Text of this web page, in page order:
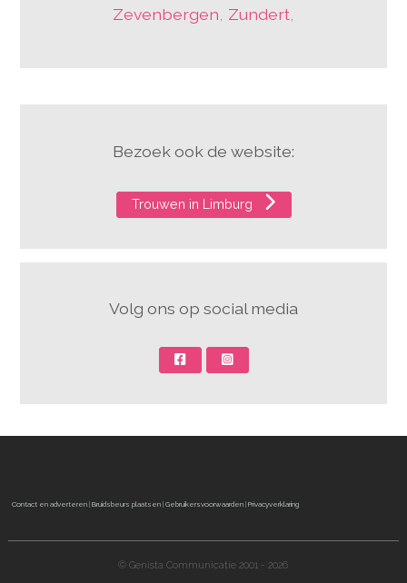
Zevenbergen, Zundert,
Bezoek ook de website:
Trouwen in Limburg
Volg ons op social media
Contact en adverteren |Bruidsbeurs plaatsen |Gebruikersvoorwaarden |Privacyverklaring
© Genista Communicatie 2001 - 2026